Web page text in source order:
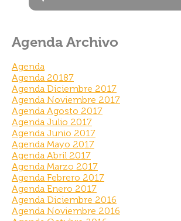
Agenda Archivo
Agenda
Agenda 20187
Agenda Diciembre 2017
Agenda Noviembre 2017
Agenda Agosto 2017
Agenda Julio 2017
Agenda Junio 2017
Agenda Mayo 2017
Agenda Abril 2017
Agenda Marzo 2017
Agenda Febrero 2017
Agenda Enero 2017
Agenda Diciembre 2016
Agenda Noviembre 2016